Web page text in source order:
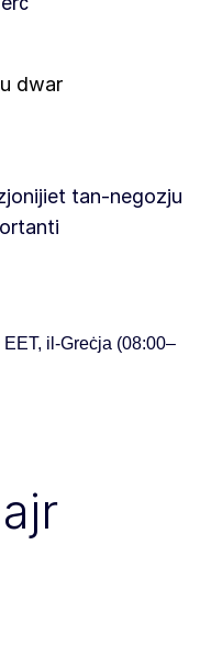
dwar
tan-negozju
EET, il-Greċja (08:00–